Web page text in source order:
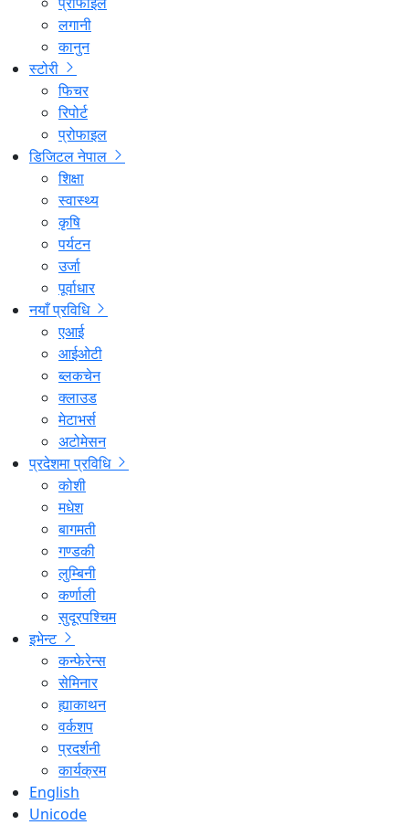
लगानी
कानुन
स्टोरी
फिचर
रिपोर्ट
प्रोफाइल
डिजिटल नेपाल
शिक्षा
स्वास्थ्य
कृषि
पर्यटन
उर्जा
पूर्वाधार
नयाँ प्रविधि
एआई
आईओटी
ब्लकचेन
क्लाउड
मेटाभर्स
अटोमेसन
प्रदेशमा प्रविधि
कोशी
मधेश
बागमती
गण्डकी
लुम्बिनी
कर्णाली
सुदूरपश्चिम
इभेन्ट
कन्फेरेन्स
सेमिनार
ह्याकाथन
वर्कशप
प्रदर्शनी
कार्यक्रम
English
Unicode